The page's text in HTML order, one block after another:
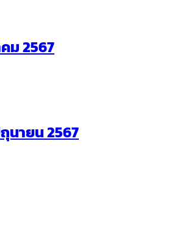
ม 2567
นายน 2567